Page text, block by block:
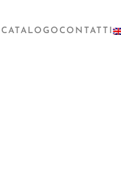
CATALOGO CONTATTI